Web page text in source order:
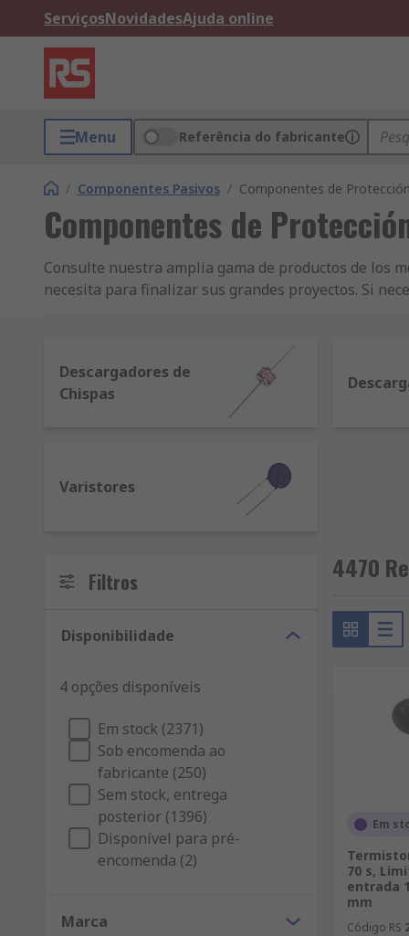
ServiçosNovidadesAjuda online
Menu Referência do fabricante
/ Componentes Pasivos / Componentes de
Componentes de
Consulte nuestra amplia gama de productos de los
necesita para finalizar sus grandes proyectos. Si
Descargadores de
Chispas
Varistores
Filtros
Disponibilidade
4 opções disponíveis
Em stock (2371)
Sob encomenda ao
fabricante (250)
Sem stock, entrega
posterior (1396)
Disponível para pré-
encomenda (2)
Marca
4470
Em
70 s,
entrada
mm
Código RS